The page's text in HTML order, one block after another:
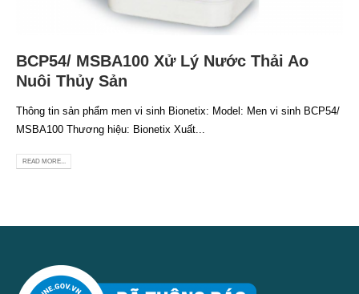
BCP54/ MSBA100 Xử Lý Nước Thải Ao
Nuôi Thủy Sản
Thông tin sản phẩm men vi sinh Bionetix: Model: Men vi sinh BCP54/
MSBA100 Thương hiệu: Bionetix Xuất...
READ MORE...